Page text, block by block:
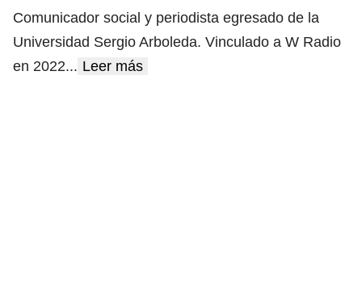
Comunicador social y periodista egresado de la
Universidad Sergio Arboleda. Vinculado a W Radio
en 2022... Leer más